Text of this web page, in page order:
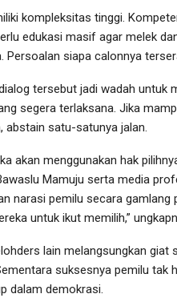
kompleksitas tinggi.
edukasi masif agar melek
Persoalan siapa calonnya
tersebut jadi wadah untuk
segera terlaksana. Jika
abstain satu-satunya jalan.
akan menggunakan hak
Mamuju serta media
narasi pemilu secara
untuk ikut memilih,”
lain melangsungkan
suksesnya pemilu tak
dalam demokrasi.